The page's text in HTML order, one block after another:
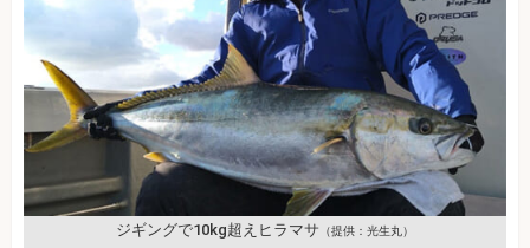
ジギングで10kg超えヒラマサ （提供：光生丸）